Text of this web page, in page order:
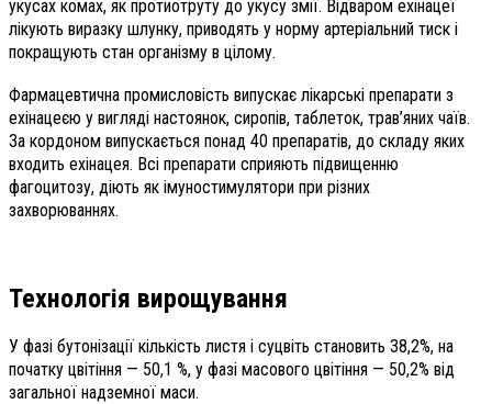
укусах комах, як протиотруту до укусу змії. Відваром ехінацеї
лікують виразку шлунку, приводять у норму артеріальний тиск і
покращують стан організму в цілому.
Фармацевтична промисловість випускає лікарські препарати з
ехінацеєю у вигляді настоянок, сиропів, таблеток, трав’яних чаїв.
За кордоном випускається понад 40 препаратів, до складу яких
входить ехінацея. Всі препарати сприяють підвищенню
фагоцитозу, діють як імуностимулятори при різних
захворюваннях.
Технологія вирощування
У фазі бутонізації кількість листя і суцвіть становить 38,2%, на
початку цвітіння — 50,1 %, у фазі масового цвітіння — 50,2% від
загальної надземної маси.